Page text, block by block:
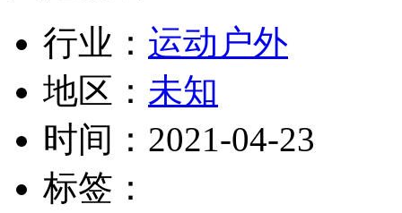
行业： 运动户外
地区： 未知
时间： 2021-04-23
标签：